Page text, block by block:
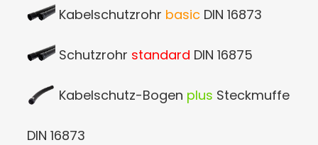
Kabelschutzrohr basic DIN 16873
Schutzrohr standard DIN 16875
Kabelschutz-Bogen plus Steckmuffe
DIN 16873